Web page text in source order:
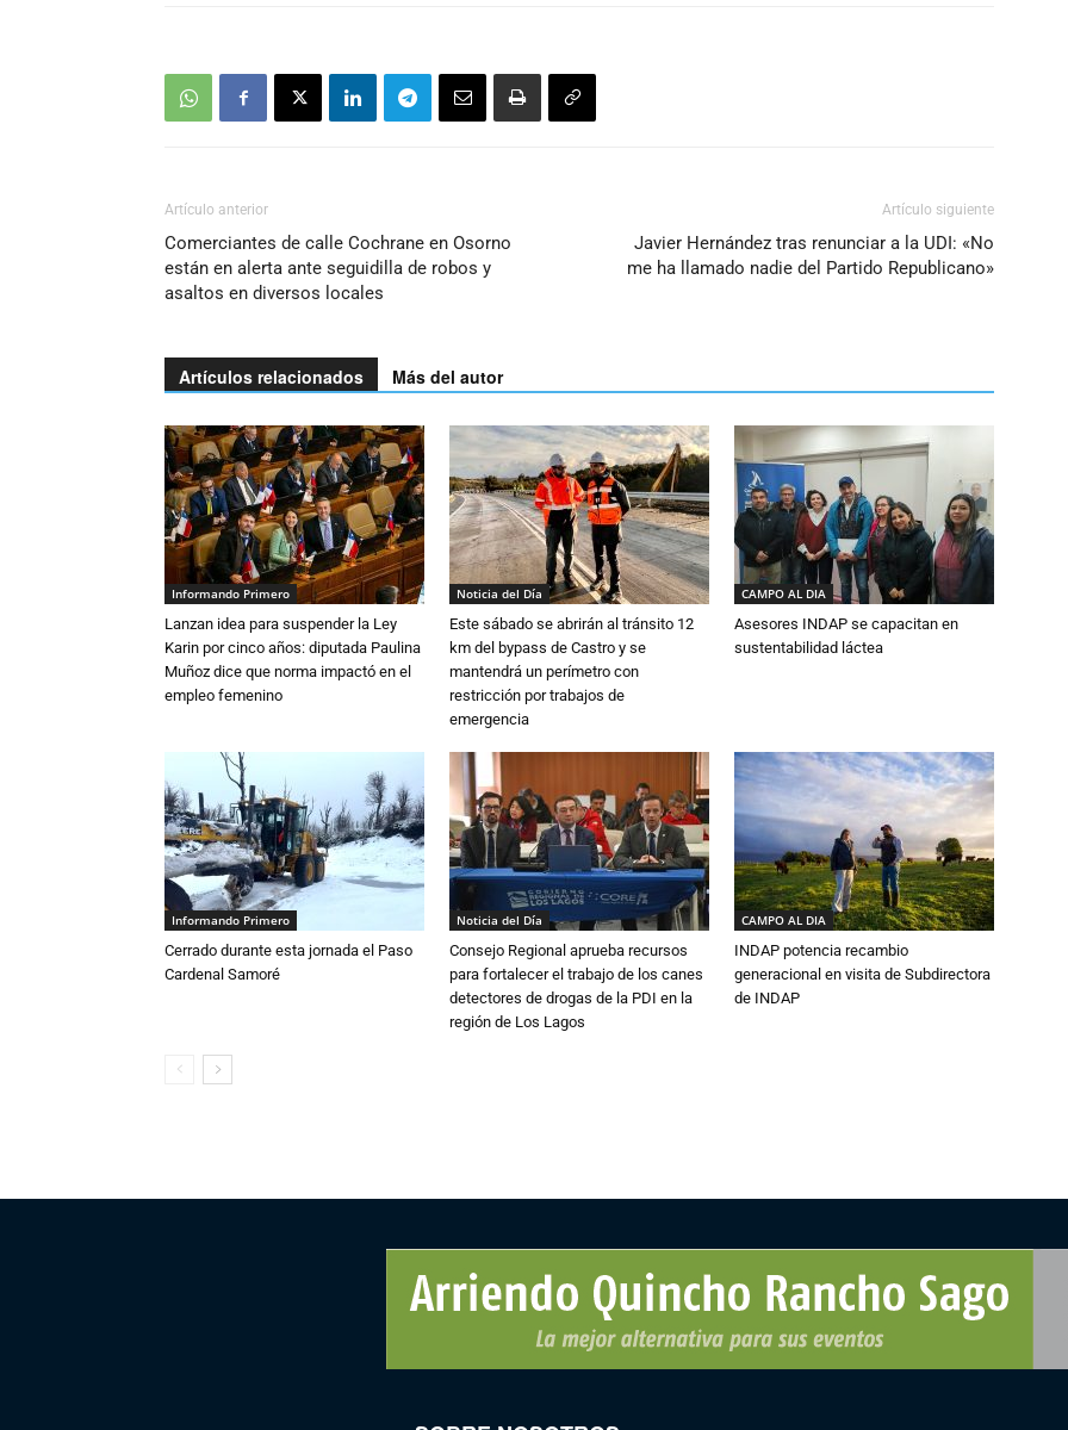
Artículo anterior
Comerciantes de calle Cochrane en Osorno
están en alerta ante seguidilla de robos y
asaltos en diversos locales
Artículo siguiente
Javier Hernández tras renunciar a la UDI: «No
me ha llamado nadie del Partido Republicano»
Artículos relacionados Más del autor
Informando Primero
Lanzan idea para suspender la Ley
Karin por cinco años: diputada Paulina
Muñoz dice que norma impactó en el
empleo femenino
Noticia del Día
Este sábado se abrirán al tránsito 12
km del bypass de Castro y se
mantendrá un perímetro con
restricción por trabajos de
emergencia
CAMPO AL DIA
Asesores INDAP se capacitan en
sustentabilidad láctea
Informando Primero
Cerrado durante esta jornada el Paso
Cardenal Samoré
Noticia del Día
Consejo Regional aprueba recursos
para fortalecer el trabajo de los canes
detectores de drogas de la PDI en la
región de Los Lagos
CAMPO AL DIA
INDAP potencia recambio
generacional en visita de Subdirectora
de INDAP